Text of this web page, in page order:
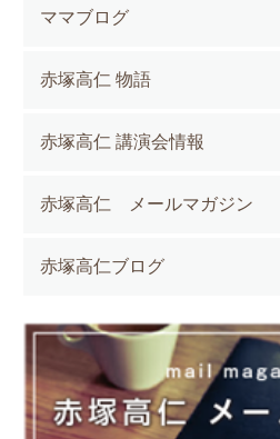
ママブログ
赤塚高仁 物語
赤塚高仁 講演会情報
赤塚高仁 メールマガジン
赤塚高仁ブログ